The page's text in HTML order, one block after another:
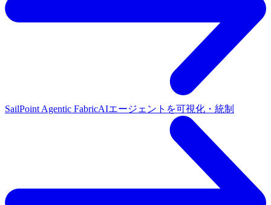
SailPoint Agentic FabricAIエージェントを可視化・統制